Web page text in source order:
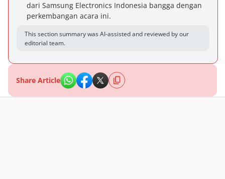
dari Samsung Electronics Indonesia bangga dengan
perkembangan acara ini.
This section summary was AI-assisted and reviewed by our
editorial team.
Share Article